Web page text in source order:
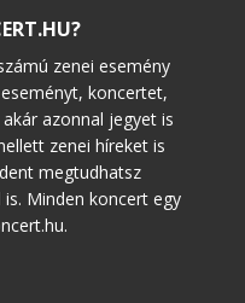
zenei esemény
koncertet,
azonnal jegyet is
zenei híreket is
megtudhatsz
Minden koncert egy